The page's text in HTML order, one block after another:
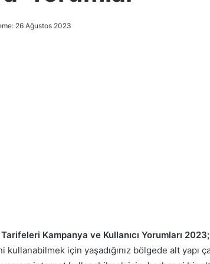
26 Ağustos 2023
Kampanya ve Kullanıcı Yorumları 2023;
için yaşadığınız bölgede alt yapı